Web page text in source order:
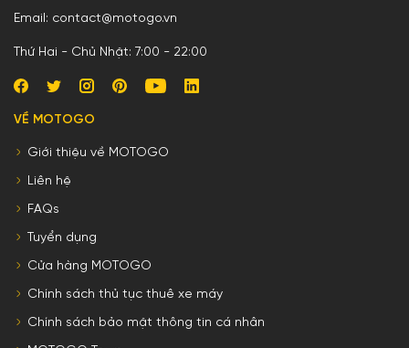
Email: contact@motogo.vn
Thứ Hai - Chủ Nhật: 7:00 - 22:00
VỀ MOTOGO
Giới thiệu về MOTOGO
Liên hệ
FAQs
Tuyển dụng
Cửa hàng MOTOGO
Chính sách thủ tục thuê xe máy
Chính sách bảo mật thông tin cá nhân